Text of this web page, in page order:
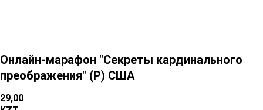
Онлайн-марафон "Секреты кардинального
преображения" (P) США
29,00